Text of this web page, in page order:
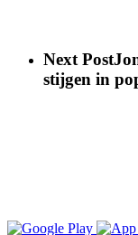
Next Post
stijgen in